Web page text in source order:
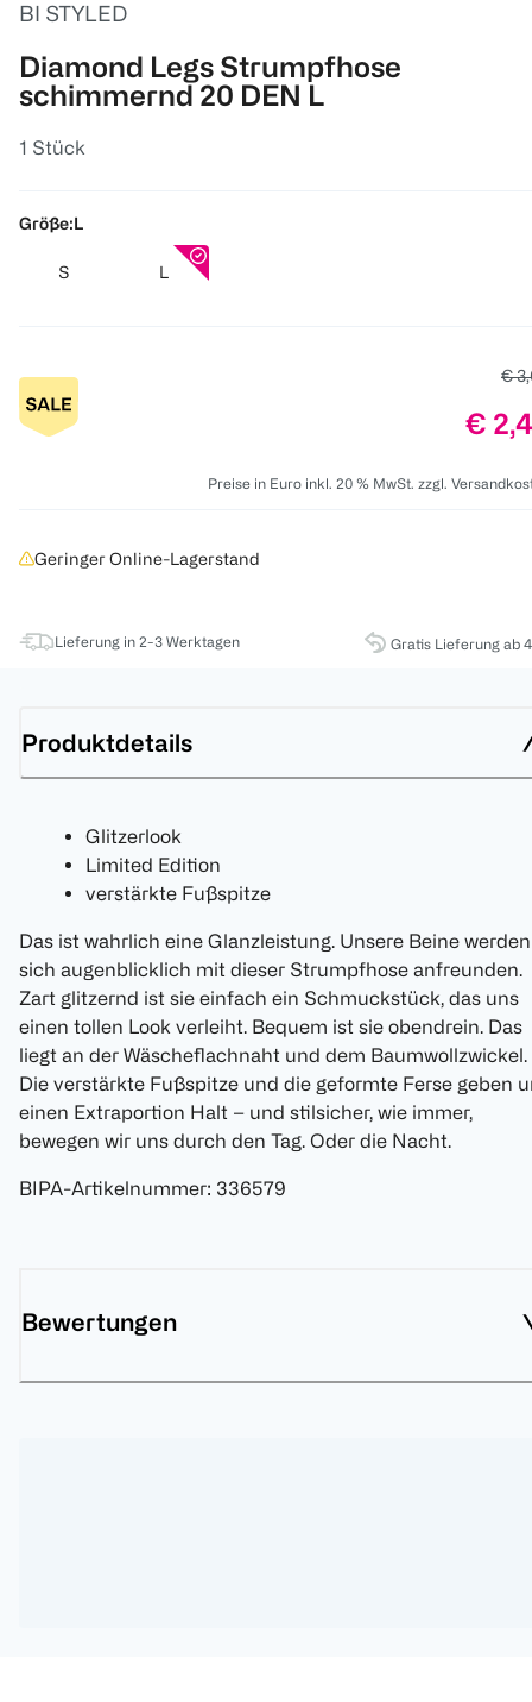
BI STYLED
Diamond Legs Strumpfhose
schimmernd 20 DEN L
1 Stück
Größe:L
S L
€
€
Preise in Euro inkl. 20 % MwSt. zzgl.
Geringer Online-Lagerstand
Lieferung in 2-3 Werktagen Gratis Lieferung ab
Produktdetails
Glitzerlook
Limited Edition
verstärkte Fußspitze
Das ist wahrlich eine Glanzleistung. Unsere Beine werden
sich augenblicklich mit dieser Strumpfhose anfreunden.
Zart glitzernd ist sie einfach ein Schmuckstück, das uns
einen tollen Look verleiht. Bequem ist sie obendrein. Das
liegt an der Wäscheflachnaht und dem Baumwollzwickel.
Die verstärkte Fußspitze und die geformte Ferse geben
einen Extraportion Halt – und stilsicher, wie immer,
bewegen wir uns durch den Tag. Oder die Nacht.
BIPA-Artikelnummer: 336579
Bewertungen